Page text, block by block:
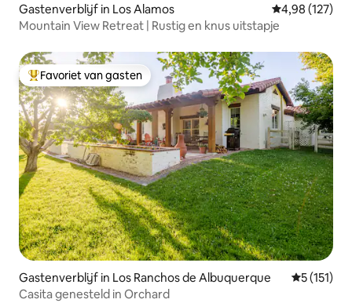
Gastenverblijf in Los Alamos Gemiddelde
4,98 (127)
Mountain View Retreat | Rustig en knus uitstapje
Topfavoriet van gasten
Favoriet van gasten
Gastenverblijf in Los Ranchos de Albuquerque
5 (151)
Casita genesteld in Orchard